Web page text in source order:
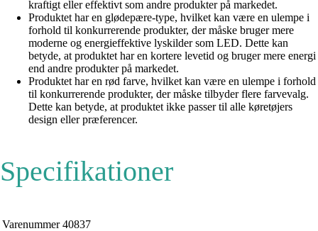
kraftigt eller effektivt som andre produkter på markedet.
Produktet har en glødepære-type, hvilket kan være en ulempe i
forhold til konkurrerende produkter, der måske bruger mere
moderne og energieffektive lyskilder som LED. Dette kan
betyde, at produktet har en kortere levetid og bruger mere energi
end andre produkter på markedet.
Produktet har en rød farve, hvilket kan være en ulempe i forhold
til konkurrerende produkter, der måske tilbyder flere farvevalg.
Dette kan betyde, at produktet ikke passer til alle køretøjers
design eller præferencer.
Specifikationer
Varenummer 40837